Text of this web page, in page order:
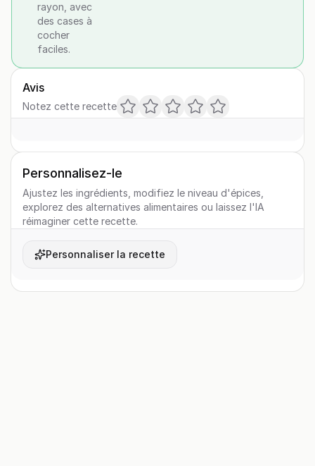
rayon, avec
des cases à
cocher
faciles.
Avis
Notez cette recette
Personnalisez-le
Ajustez les ingrédients, modifiez le niveau d'épices,
explorez des alternatives alimentaires ou laissez l'IA
réimaginer cette recette.
Personnaliser la recette